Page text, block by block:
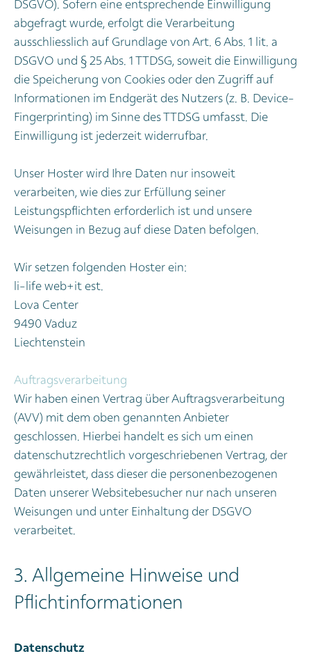
DSGVO). Sofern eine entsprechende Einwilligung
abgefragt wurde, erfolgt die Verarbeitung
ausschliesslich auf Grundlage von Art. 6 Abs. 1 lit. a
DSGVO und § 25 Abs. 1 TTDSG, soweit die Einwilligung
die Speicherung von Cookies oder den Zugriff auf
Informationen im Endgerät des Nutzers (z. B. Device-
Fingerprinting) im Sinne des TTDSG umfasst. Die
Einwilligung ist jederzeit widerrufbar.
Unser Hoster wird Ihre Daten nur insoweit
verarbeiten, wie dies zur Erfüllung seiner
Leistungspflichten erforderlich ist und unsere
Weisungen in Bezug auf diese Daten befolgen.
Wir setzen folgenden Hoster ein:
li-life web+it est.
Lova Center
9490 Vaduz
Liechtenstein
Auftragsverarbeitung
Wir haben einen Vertrag über Auftragsverarbeitung
(AVV) mit dem oben genannten Anbieter
geschlossen. Hierbei handelt es sich um einen
datenschutzrechtlich vorgeschriebenen Vertrag, der
gewährleistet, dass dieser die personenbezogenen
Daten unserer Websitebesucher nur nach unseren
Weisungen und unter Einhaltung der DSGVO
verarbeitet.
3. Allgemeine Hinweise und
Pflichtinformationen
Datenschutz